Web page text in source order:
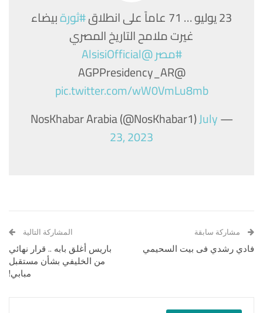
23 يوليو … 71 عاماً على انطلاق #ثورةبيضاء
غيرت ملامح التاريخ المصري
#مصر@AlsisiOfficial
@AGPPresidency_AR
pic.twitter.com/wW0VmLu8mb
— NosKhabar Arabia (@NosKhabar1)
July
23, 2023
مشاركة سابقة
فادي رشدي فى بيت السحيمي
المشاركة التالية
باريس أغلق بابه .. قرار نهائي
من الخليفي بشأن مستقبل
مبابي!